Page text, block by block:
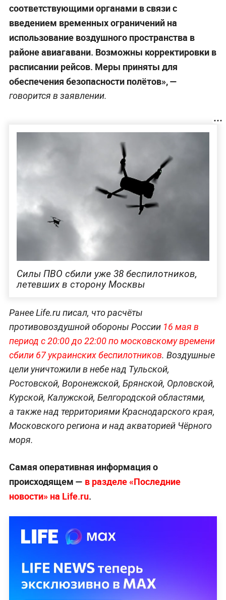
соответствующими органами в связи с
введением временных ограничений на
использование воздушного пространства в
районе авиагавани. Возможны корректировки в
расписании рейсов. Меры приняты для
обеспечения безопасности полётов», —
говорится в заявлении.
Силы ПВО сбили уже 38 беспилотников,
летевших в сторону Москвы
Ранее Life.ru писал, что расчёты
противовоздушной обороны России 16 мая в
период с 20:00 до 22:00 по московскому времени
сбили 67 украинских беспилотников. Воздушные
цели уничтожили в небе над Тульской,
Ростовской, Воронежской, Брянской, Орловской,
Курской, Калужской, Белгородской областями,
а также над территориями Краснодарского края,
Московского региона и над акваторией Чёрного
моря.
Самая оперативная информация о
происходящем — в разделе «Последние
новости» на Life.ru.